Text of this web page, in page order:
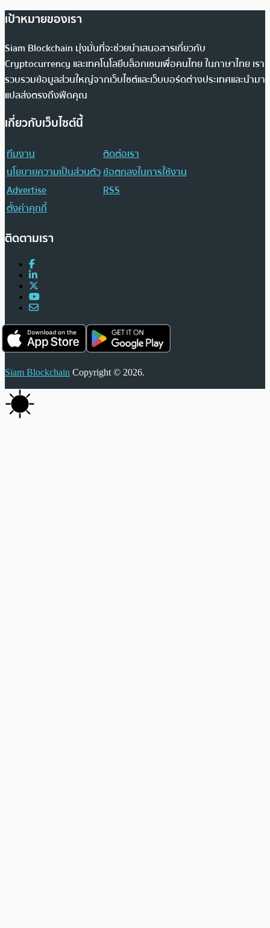
เป้าหมายของเรา
Siam Blockchain มุ่งมั่นที่จะช่วยนำเสนอสารเกี่ยวกับ
Cryptocurrency และเทคโนโลยีบล็อกเชนเพื่อคนไทย ในภาษาไทย เรา
รวบรวมข้อมูลส่วนใหญ่จากเว็บไซต์และเว็บบอร์ดต่างประเทศและนำมา
แปลส่งตรงถึงฟีดคุณ
เกี่ยวกับเว็บไซต์นี้
ทีมงาน
ติดต่อเรา
นโยบายความเป็นส่วนตัวข้อตกลงในการใช้งาน
Advertise
RSS
ตั้งค่าคุกกี้
ติดตามเรา
Siam Blockchain Copyright © 2026.